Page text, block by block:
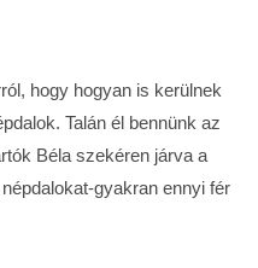
hogy hogyan is kerülnek
Talán él bennünk az
Béla szekéren járva a
gyakran ennyi fér